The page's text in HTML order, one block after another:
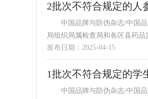
2批次不符合规定的人
中国品牌与防伪杂志/中国品牌质量网讯 ( 作者 张忠 ) 为加强药品质量监督管理，规范
局组织局属检查局和各区县药
发布日期：2025-04-15
1批次不符合规定的学
中国品牌与防伪杂志/中国品牌质量网讯 ( 作者 张忠 ) 近日，济南市市场监管局公布